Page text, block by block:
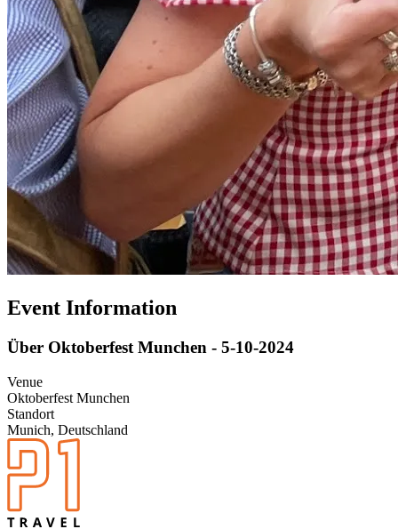
Event Information
Über Oktoberfest Munchen - 5-10-2024
Venue
Oktoberfest Munchen
Standort
Munich, Deutschland